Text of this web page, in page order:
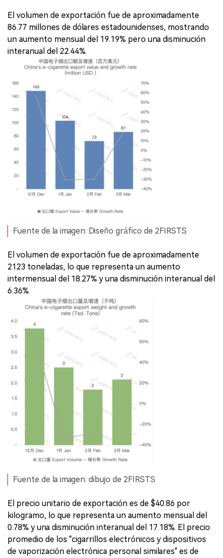
El volumen de exportación fue de aproximadamente
86.77 millones de dólares estadounidenses, mostrando
un aumento mensual del 19.19% pero una disminución
interanual del 22.44%.
Fuente de la imagen: Diseño gráfico de 2FIRSTS
El volumen de exportación fue de aproximadamente
2123 toneladas, lo que representa un aumento
intermensual del 18.27% y una disminución interanual del
6.36%.
Fuente de la imagen: dibujo de 2FIRSTS
El precio unitario de exportación es de $40.86 por
kilogramo, lo que representa un aumento mensual del
0.78% y una disminución interanual del 17.18%. El precio
promedio de los "cigarrillos electrónicos y dispositivos
de vaporización electrónica personal similares" es de